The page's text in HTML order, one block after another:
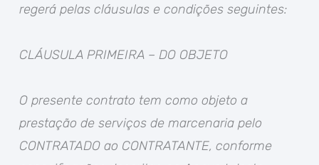
regerá pelas cláusulas e condições seguintes:
CLÁUSULA PRIMEIRA – DO OBJETO
O presente contrato tem como objeto a
prestação de serviços de marcenaria pelo
CONTRATADO ao CONTRATANTE, conforme